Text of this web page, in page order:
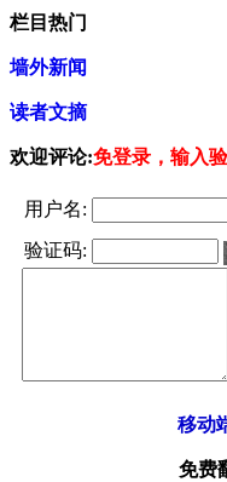
栏目热门
墙外新闻
读者文摘
欢迎评论:免登录，输入
用户名:
验证码:
移动
免费